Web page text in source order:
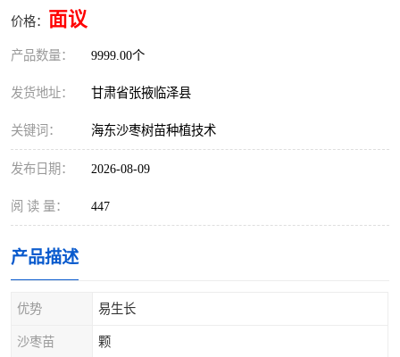
价格： 面议
产品数量： 9999.00个
发货地址： 甘肃省张掖临泽县
关键词： 海东沙枣树苗种植技术
发布日期： 2026-08-09
阅 读 量： 447
产品描述
优势 易生长
沙枣苗 颗